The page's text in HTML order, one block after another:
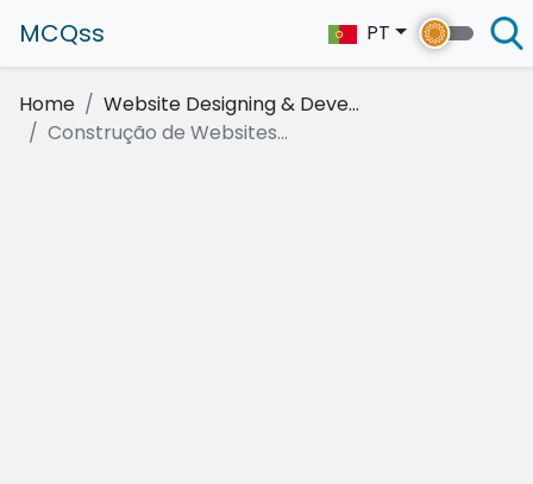
MCQss PT
Home
Website Designing & Deve...
Construção de Websites...